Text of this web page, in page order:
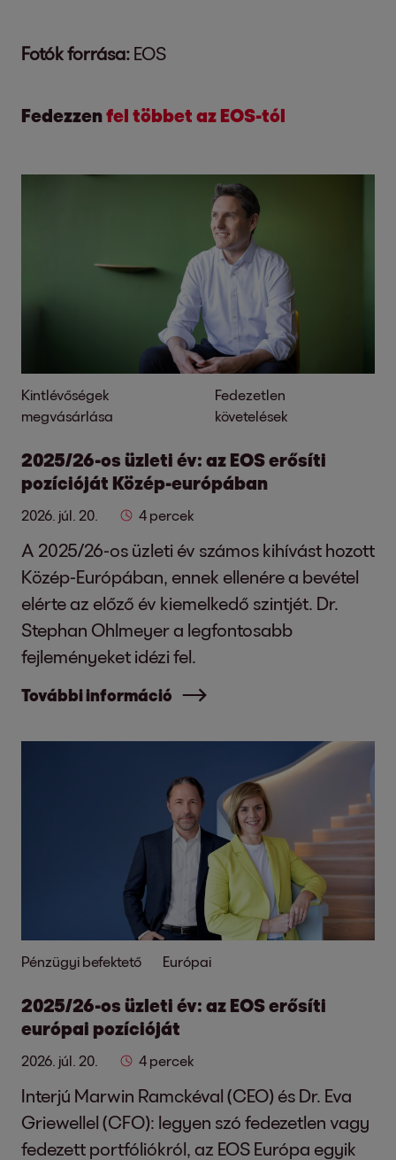
Fotók forrása: EOS
Fedezzenfel többet az EOS-tól
Kintlévőségek
megvásárlása
Fedezetlen
követelések
2025/26-os üzleti év: az EOS erősíti
pozícióját Közép-európában
2026. júl. 20. 4 percek
A 2025/26-os üzleti év számos kihívást hozott
Közép-Európában, ennek ellenére a bevétel
elérte az előző év kiemelkedő szintjét. Dr.
Stephan Ohlmeyer a legfontosabb
fejleményeket idézi fel.
További információ
Pénzügyi befektető Európai
2025/26-os üzleti év: az EOS erősíti
európai pozícióját
2026. júl. 20. 4 percek
Interjú Marwin Ramckéval (CEO) és Dr. Eva
Griewellel (CFO): legyen szó fedezetlen vagy
fedezett portfóliókról, az EOS Európa egyik